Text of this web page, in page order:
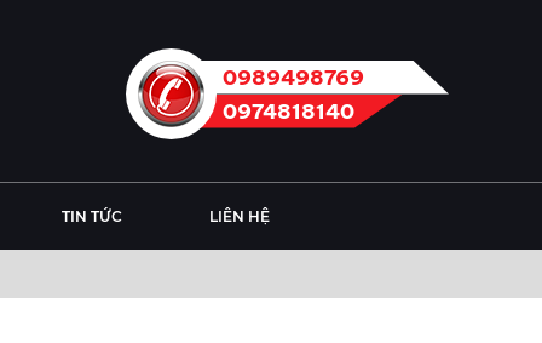
0989498769
0974818140
TIN TỨC LIÊN HỆ